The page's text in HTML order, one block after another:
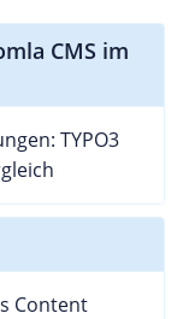
CMS im
TYPO3
Content